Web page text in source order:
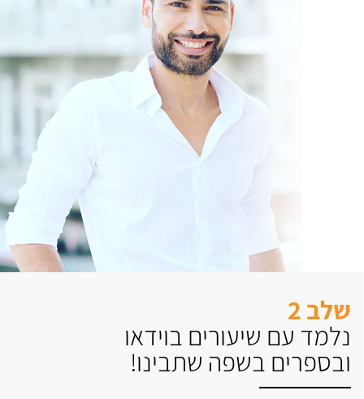
שלב 2
נלמד עם שיעורים בוידאו
ובספרים בשפה שתבינו!